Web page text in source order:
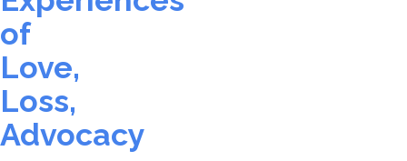
of
Love,
Loss,
Advocacy